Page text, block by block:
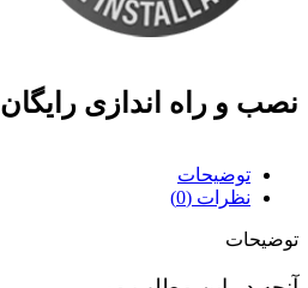
نصب و راه اندازی رایگان
توضیحات
نظرات (0)
توضیحات